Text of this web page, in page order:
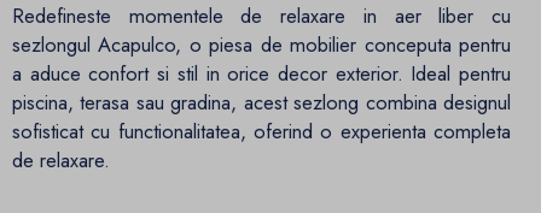
Redefineste momentele de relaxare in aer liber cu
sezlongul Acapulco, o piesa de mobilier conceputa pentru
a aduce confort si stil in orice decor exterior. Ideal pentru
piscina, terasa sau gradina, acest sezlong combina designul
sofisticat cu functionalitatea, oferind o experienta completa
de relaxare.